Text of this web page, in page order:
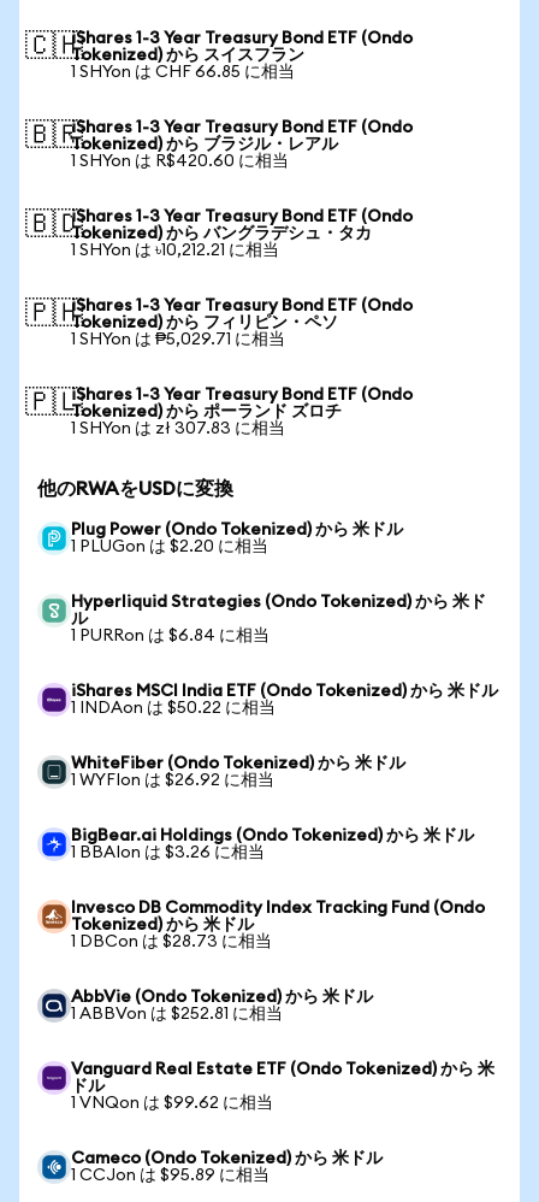
🇨🇭iShares 1-3 Year Treasury Bond ETF (Ondo
Tokenized) から スイスフラン
1 SHYon は CHF 66.85 に相当
🇧🇷iShares 1-3 Year Treasury Bond ETF (Ondo
Tokenized) から ブラジル・レアル
1 SHYon は R$420.60 に相当
🇧🇩iShares 1-3 Year Treasury Bond ETF (Ondo
Tokenized) から バングラデシュ・タカ
1 SHYon は ৳10,212.21 に相当
🇵🇭iShares 1-3 Year Treasury Bond ETF (Ondo
Tokenized) から フィリピン・ペソ
1 SHYon は ₱5,029.71 に相当
🇵🇱iShares 1-3 Year Treasury Bond ETF (Ondo
Tokenized) から ポーランド ズロチ
1 SHYon は zł 307.83 に相当
他のRWAをUSDに変換
Plug Power (Ondo Tokenized) から 米ドル
1 PLUGon は $2.20 に相当
Hyperliquid Strategies (Ondo Tokenized) から 米ド
ル
1 PURRon は $6.84 に相当
iShares MSCI India ETF (Ondo Tokenized) から 米ドル
1 INDAon は $50.22 に相当
WhiteFiber (Ondo Tokenized) から 米ドル
1 WYFIon は $26.92 に相当
BigBear.ai Holdings (Ondo Tokenized) から 米ドル
1 BBAIon は $3.26 に相当
Invesco DB Commodity Index Tracking Fund (Ondo
Tokenized) から 米ドル
1 DBCon は $28.73 に相当
AbbVie (Ondo Tokenized) から 米ドル
1 ABBVon は $252.81 に相当
Vanguard Real Estate ETF (Ondo Tokenized) から 米
ドル
1 VNQon は $99.62 に相当
Cameco (Ondo Tokenized) から 米ドル
1 CCJon は $95.89 に相当